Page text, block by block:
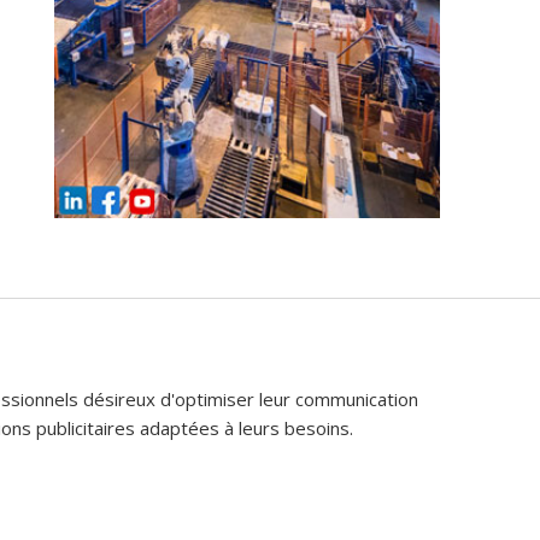
désireux d'optimiser leur communication
publicitaires adaptées à leurs besoins.